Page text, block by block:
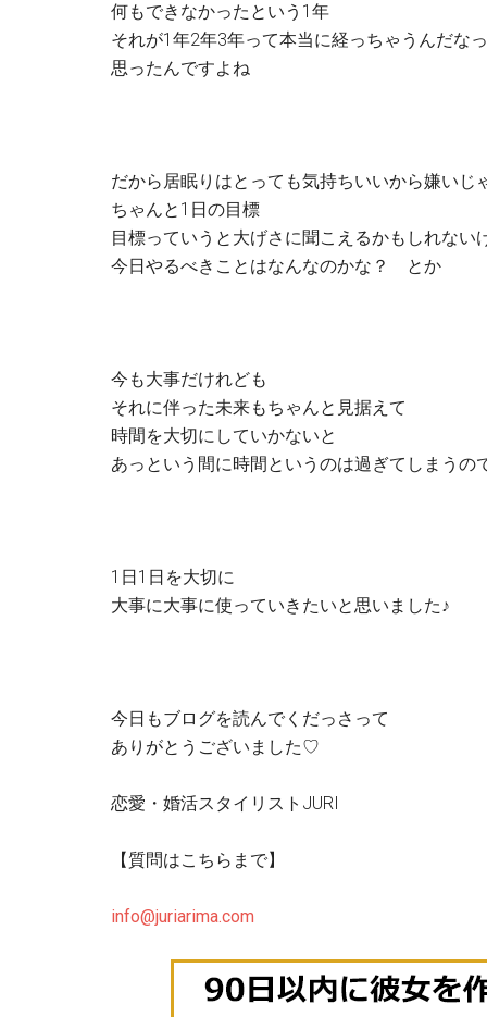
何もできなかったという1年
それが1年2年3年って本当に経っちゃうんだな
思ったんですよね
だから居眠りはとっても気持ちいいから嫌いじ
ちゃんと1日の目標
目標っていうと大げさに聞こえるかもしれない
今日やるべきことはなんなのかな？ とか
今も大事だけれども
それに伴った未来もちゃんと見据えて
時間を大切にしていかないと
あっという間に時間というのは過ぎてしまうの
1日1日を大切に
大事に大事に使っていきたいと思いました♪
今日もブログを読んでくだっさって
ありがとうございました♡
恋愛・婚活スタイリストJURI
【質問はこちらまで】
info@juriarima.com